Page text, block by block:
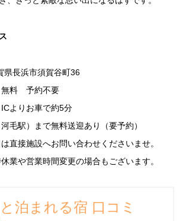
県長浜市須賀谷町36
料 予約不要
よりお車で約5分
毛駅）まで無料送迎あり（要予約）
直接施設へお問い合わせくださいませ。
業や営業時間変更の場合もございます。
泊まれる宿 口コミ